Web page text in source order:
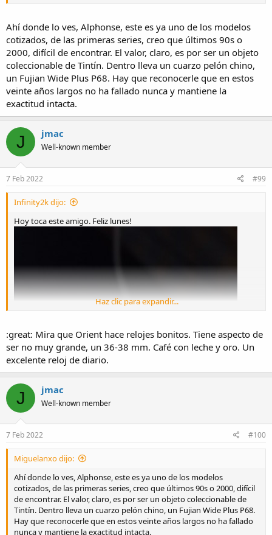
Ahí donde lo ves, Alphonse, este es ya uno de los modelos
cotizados, de las primeras series, creo que últimos 90s o
2000, difícil de encontrar. El valor, claro, es por ser un objeto
coleccionable de Tintín. Dentro lleva un cuarzo pelón chino,
un Fujian Wide Plus P68. Hay que reconocerle que en estos
veinte años largos no ha fallado nunca y mantiene la
exactitud intacta.
J jmac
Well-known member
7 Feb 2022 #99
Infinity2k dijo:
Hoy toca este amigo. Feliz lunes!
Haz clic para expandir...
:great: Mira que Orient hace relojes bonitos. Tiene aspecto de
ser no muy grande, un 36-38 mm. Café con leche y oro. Un
excelente reloj de diario.
J jmac
Well-known member
7 Feb 2022 #100
Miguelanxo dijo:
Ahí donde lo ves, Alphonse, este es ya uno de los modelos
cotizados, de las primeras series, creo que últimos 90s o 2000, difícil
de encontrar. El valor, claro, es por ser un objeto coleccionable de
Tintín. Dentro lleva un cuarzo pelón chino, un Fujian Wide Plus P68.
Hay que reconocerle que en estos veinte años largos no ha fallado
nunca y mantiene la exactitud intacta.